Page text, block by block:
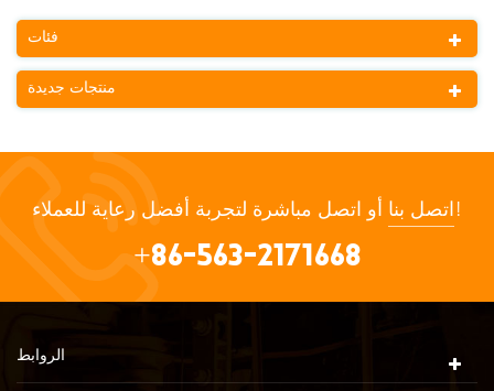
فئات
منتجات جديدة
اتصل بناأو اتصل مباشرة لتجربة أفضل رعاية للعملاء!
+86-563-2171668
الروابط